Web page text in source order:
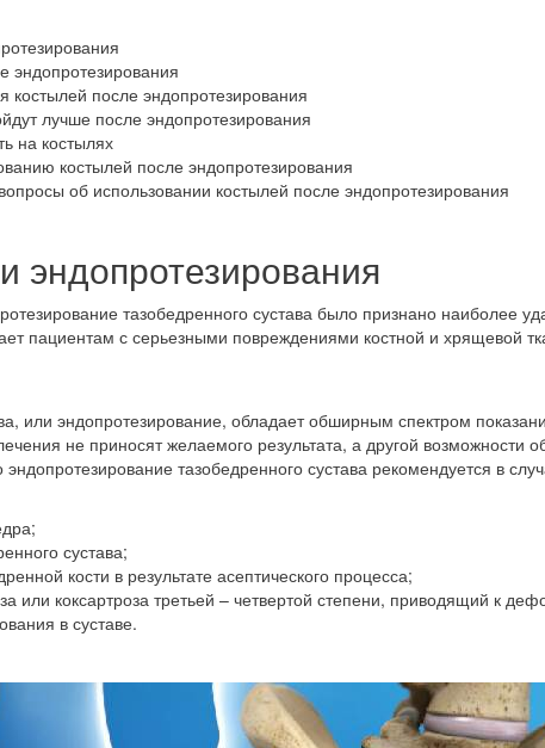
эндопротезирования
костылей после эндопротезирования
лучше после эндопротезирования
на костылях
костылей после эндопротезирования
об использовании костылей после эндопротезирования
эндопротезирования
тазобедренного сустава было признано наиболее
пациентам с серьезными повреждениями костной и хрящевой
или эндопротезирование, обладает обширным спектром
не приносят желаемого результата, а другой возможности
тазобедренного сустава рекомендуется в
сустава;
кости в результате асептического процесса;
или коксартроза третьей – четвертой степени, приводящий к
в суставе.